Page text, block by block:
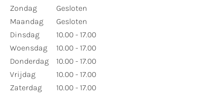
Zondag
Maandag
Dinsdag
Woensdag
Donderdag
Vrijdag
Zaterdag
Gesloten
Gesloten
10.00 - 17.00
10.00 - 17.00
10.00 - 17.00
10.00 - 17.00
10.00 - 17.00